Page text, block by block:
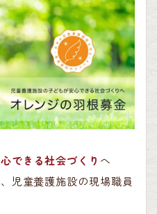
できる社会づくり へ
児童養護施設の現場職員